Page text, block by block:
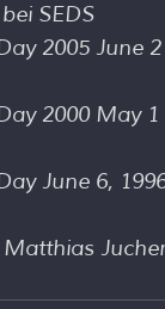
SEDS
2005 June
2000 May
June 6,